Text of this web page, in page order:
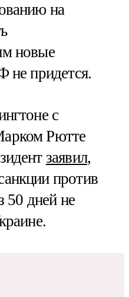
на
новые
не придется.
с
Рютте
заявил,
против
50 дней не